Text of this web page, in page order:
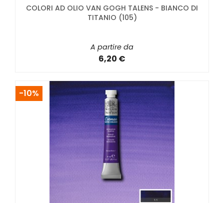
COLORI AD OLIO VAN GOGH TALENS - BIANCO DI
TITANIO (105)
A partire da
6,20 €
-10%